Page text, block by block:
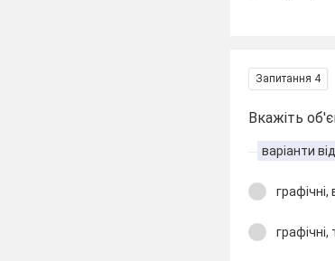
Запитання 4
Вкажіть
варіанти
графічні,
графічні,